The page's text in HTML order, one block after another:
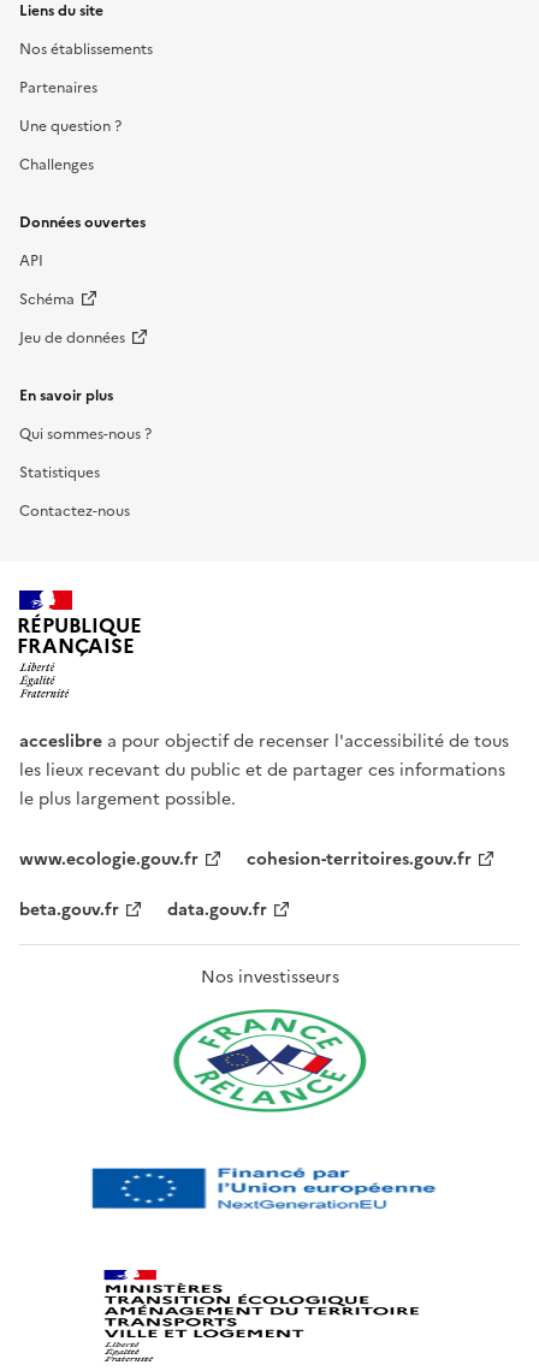
Liens du site
Nos établissements
Partenaires
Une question ?
Challenges
Données ouvertes
API
Schéma
Jeu de données
En savoir plus
Qui sommes-nous ?
Statistiques
Contactez-nous
RÉPUBLIQUE
FRANÇAISE
acceslibre a pour objectif de recenser l'accessibilité de tous
les lieux recevant du public et de partager ces informations
le plus largement possible.
www.ecologie.gouv.fr
cohesion-territoires.gouv.fr
beta.gouv.fr
data.gouv.fr
Nos investisseurs